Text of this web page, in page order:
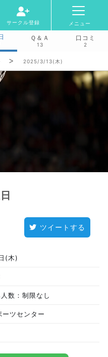
サークル登録 メニュー
Ｑ＆Ａ
13
口コミ
2
2025/3/13(木)
ツイートする
(木)
数：制限なし
ツセンター